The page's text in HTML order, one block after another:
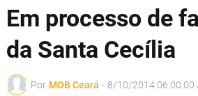
Em processo de
da Santa Cecília
Por MOB Ceará - 8/10/2014 06:00:00